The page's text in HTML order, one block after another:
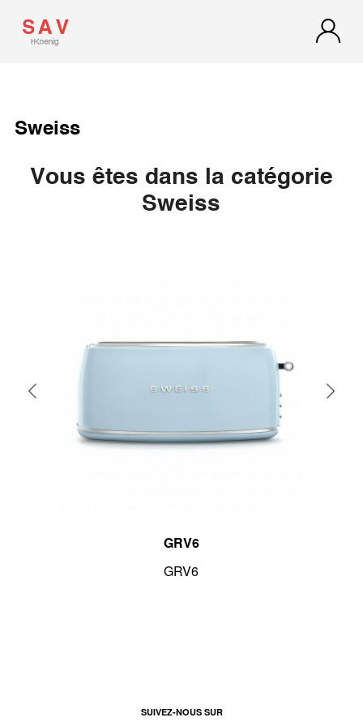
Sweiss
Vous êtes dans la catégorie
Sweiss
GRV6
GRV6
SUIVEZ-NOUS SUR